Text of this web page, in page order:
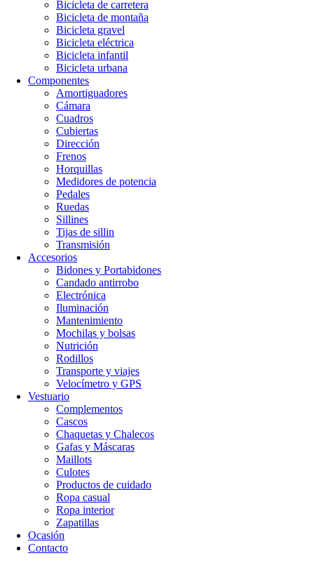
Bicicleta de carretera
Bicicleta de montaña
Bicicleta gravel
Bicicleta eléctrica
Bicicleta infantil
Bicicleta urbana
Componentes
Amortiguadores
Cámara
Cuadros
Cubiertas
Dirección
Frenos
Horquillas
Medidores de potencia
Pedales
Ruedas
Sillines
Tijas de sillin
Transmisión
Accesorios
Bidones y Portabidones
Candado antirrobo
Electrónica
Iluminación
Mantenimiento
Mochilas y bolsas
Nutrición
Rodillos
Transporte y viajes
Velocímetro y GPS
Vestuario
Complementos
Cascos
Chaquetas y Chalecos
Gafas y Máscaras
Maillots
Culotes
Productos de cuidado
Ropa casual
Ropa interior
Zapatillas
Ocasión
Contacto